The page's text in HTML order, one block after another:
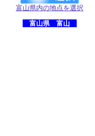
富山県内の地点を選択
富山県 富山